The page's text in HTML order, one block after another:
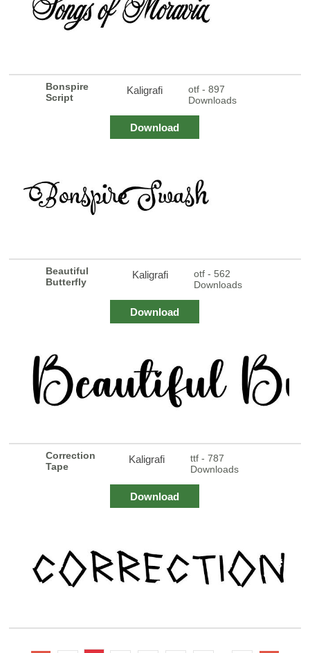
Bonspire
Script
Kaligrafi
otf - 897
Downloads
Download
Beautiful
Butterfly
Kaligrafi
otf - 562
Downloads
Download
Correction
Tape
Kaligrafi
ttf - 787
Downloads
Download